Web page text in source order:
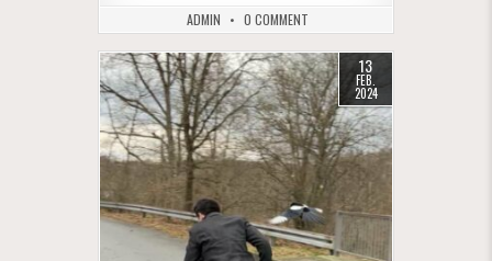
ADMIN 0 COMMENT
13
FEB.
2024